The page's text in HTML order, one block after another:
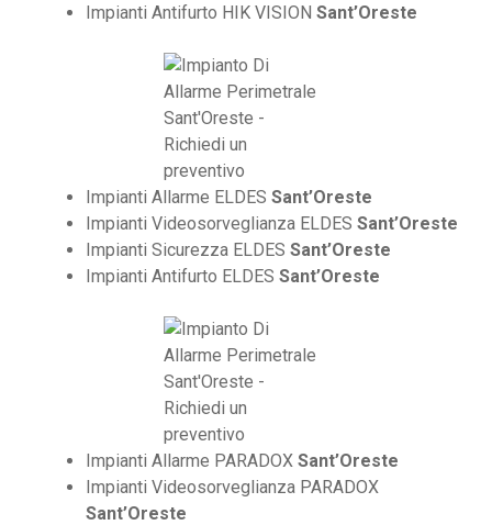
Impianti Antifurto HIK VISION Sant’Oreste
Impianti Allarme ELDES Sant’Oreste
Impianti Videosorveglianza ELDES Sant’Oreste
Impianti Sicurezza ELDES Sant’Oreste
Impianti Antifurto ELDES Sant’Oreste
Impianti Allarme PARADOX Sant’Oreste
Impianti Videosorveglianza PARADOX
Sant’Oreste